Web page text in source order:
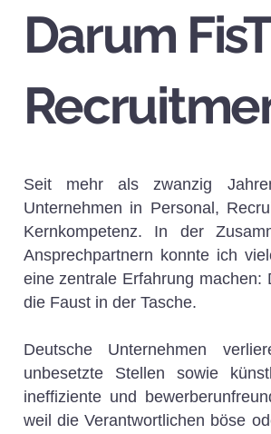
Darum
Seit mehr als zwanzig
Unternehmen in Personal,
Kernkompetenz. In der
Ansprechpartnern konnte ich
eine zentrale Erfahrung machen:
die Faust in der Tasche.
Deutsche Unternehmen
unbesetzte Stellen sowie
ineffiziente und
weil die Verantwortlichen böse